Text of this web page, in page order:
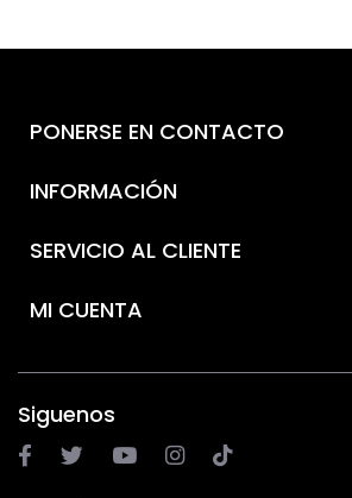
PONERSE EN CONTACTO
INFORMACIÓN
SERVICIO AL CLIENTE
MI CUENTA
Siguenos